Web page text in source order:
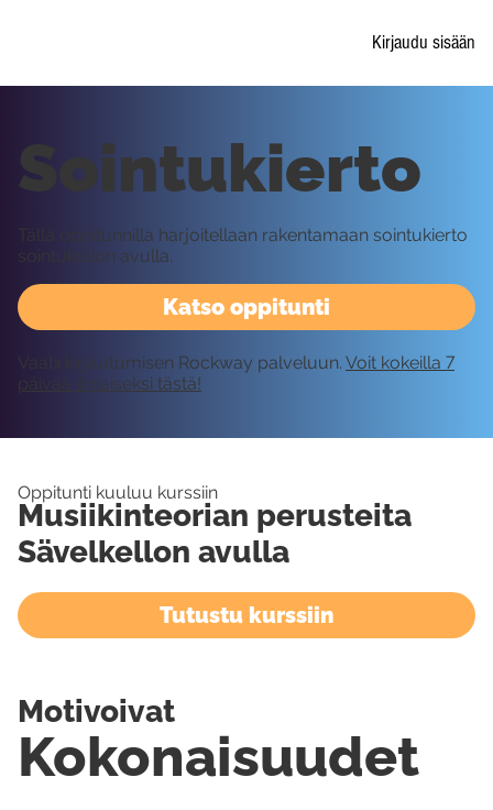
Kirjaudu sisään
Katso oppitunti
Sointukierto
Tällä oppitunnilla harjoitellaan rakentamaan sointukierto
sointukellon avulla.
Vaatii kirjautumisen Rockway palveluun. Voit kokeilla 7
päivää ilmaiseksi tästä!
Oppitunti kuuluu kurssiin
Musiikinteorian perusteita
Sävelkellon avulla
Tutustu kurssiin
Kokonaisuudet
Motivoivat